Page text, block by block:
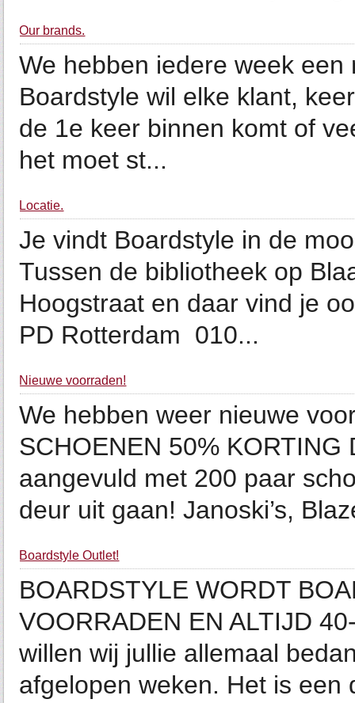
Our brands.
We hebben iedere week
Boardstyle wil elke klant,
de 1e keer binnen komt of
het moet st...
Locatie.
Je vindt Boardstyle in de
Tussen de bibliotheek op
Hoogstraat en daar vind je
PD Rotterdam ‎ 010...
Nieuwe voorraden!
We hebben weer nieuwe
SCHOENEN 50%
aangevuld met 200 paar
deur uit gaan! Janoski’s,
Boardstyle Outlet!
BOARDSTYLE WORDT
VOORRADEN EN ALTIJD
willen wij jullie allemaal
afgelopen weken. Het is een